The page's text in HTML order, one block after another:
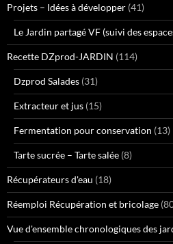
Projets – Idées à développer (41)
Le Jardin partagé VF (suivi des
Recette DZprod-JARDIN (114)
Dzprod Salades (31)
Extracteur et jus (15)
Fermentation pour conservation (13)
Tarte sucrée – Tarte salée (8)
Récupérateurs d'eau (18)
Réemploi Récupération et bricolage
Vue d'ensemble chronologiques des